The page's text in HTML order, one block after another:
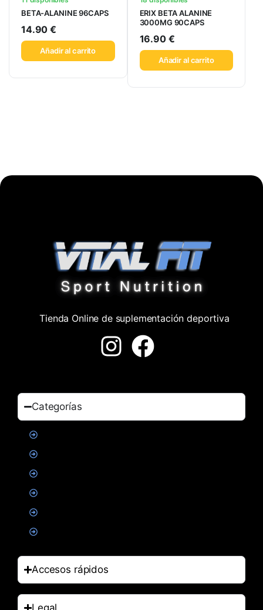
BETA-ALANINE 96CAPS
14.90€
Añadir al carrito
ERIX BETA ALANINE
3000MG 90CAPS
16.90 €
Añadir al carrito
Tienda Online de suplementación deportiva
Categorías
Accesos rápidos
Legal